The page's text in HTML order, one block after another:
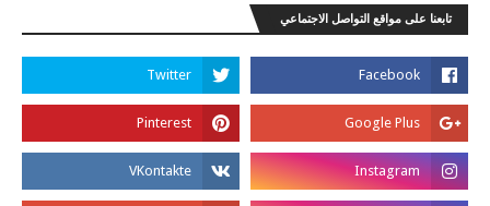
تابعنا على مواقع التواصل الاجتماعي